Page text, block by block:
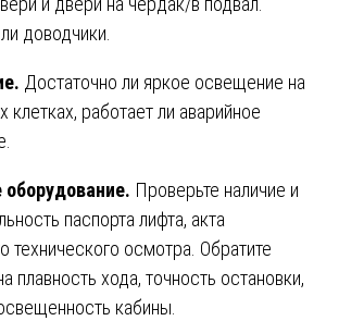
доводчики.
Достаточно ли яркое освещение на
клетках, работает ли аварийное
Проверьте наличие и
паспорта лифта, акта
технического осмотра. Обратите
плавность хода, точность остановки,
кабины.